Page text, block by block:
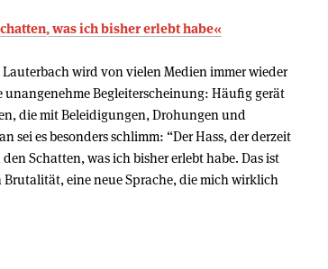
was ich bisher erlebt habe«
wird von vielen Medien immer wieder
unangenehme Begleiterscheinung: Häufig gerät
die mit Beleidigungen, Drohungen und
sei es besonders schlimm: “Der Hass, der derzeit
Schatten, was ich bisher erlebt habe. Das ist
Brutalität, eine neue Sprache, die mich wirklich